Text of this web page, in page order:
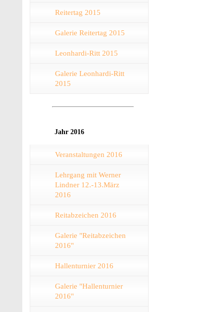
Reitertag 2015
Galerie Reitertag 2015
Leonhardi-Ritt 2015
Galerie Leonhardi-Ritt
2015
Jahr 2016
Veranstaltungen 2016
Lehrgang mit Werner
Lindner 12.-13.März
2016
Reitabzeichen 2016
Galerie "Reitabzeichen
2016"
Hallenturnier 2016
Galerie "Hallenturnier
2016"